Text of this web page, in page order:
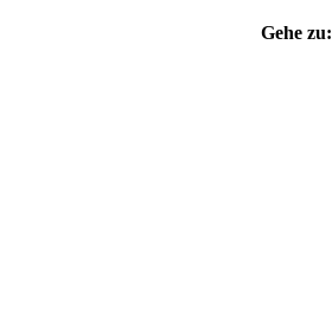
Gehe zu: